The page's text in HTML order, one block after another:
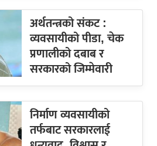
अर्थतन्त्रको संकट :
व्यवसायीको पीडा, चेक
प्रणालीको दबाब र
सरकारको जिम्मेवारी
निर्माण व्यवसायीको
तर्फबाट सरकारलाई